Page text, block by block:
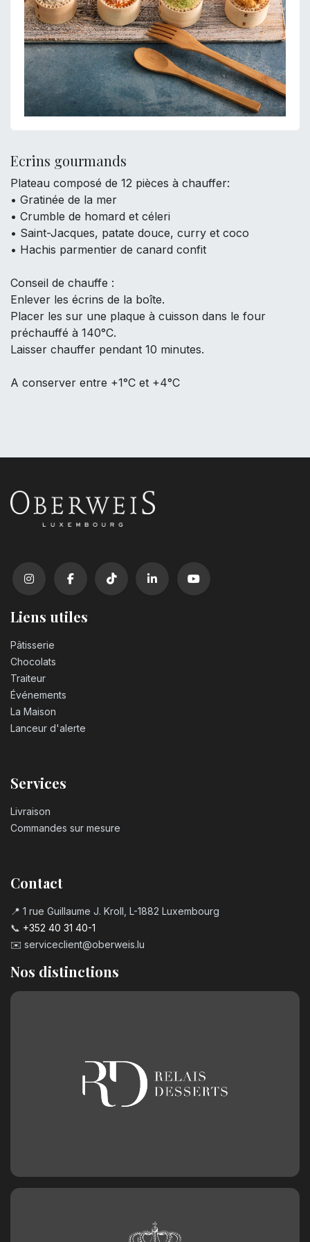
Ecrins gourmands
Plateau composé de 12 pièces à chauffer:
• Gratinée de la mer
• Crumble de homard et céleri
• Saint-Jacques, patate douce, curry et coco
• Hachis parmentier de canard confit
Conseil de chauffe :
Enlever les écrins de la boîte.
Placer les sur une plaque à cuisson dans le four
préchauffé à 140°C.
Laisser chauffer pendant 10 minutes.
A conserver entre +1°C et +4°C
Liens utiles
Pâtisserie
Chocolats
Traiteur
Événements
La Maison
Lanceur d'alerte
Services
Livraison
Commandes sur mesure
Contact
📍 1 rue Guillaume J. Kroll, L-1882 Luxembourg
📞 +352 40 31 40-1
✉️ serviceclient@oberweis.lu
Nos distinctions